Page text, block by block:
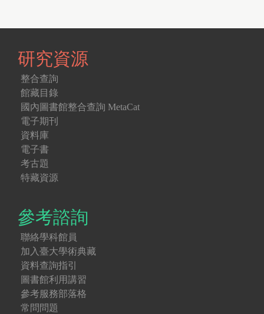
研究資源
整合查詢
館藏目錄
國內圖書館整合查詢 MetaCat
電子期刊
資料庫
電子書
考古題
特藏資源
參考諮詢
聯絡學科館員
加入臺大學術典藏
資料查詢指引
圖書館利用講習
參考服務部落格
常問問題